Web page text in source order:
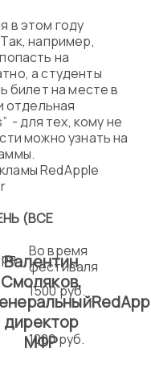
Валентин
Смоляков,
директор
МФР
Red
в этом году
например,
на
а студенты
билет на месте в
отдельная
- для тех, кому не
можно узнать на
RedApple
(ВСЕ
Во время
фестиваля
1500 руб.
1000 руб.